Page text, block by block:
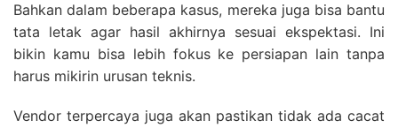
Bahkan dalam beberapa kasus, mereka juga bisa bantu
tata letak agar hasil akhirnya sesuai ekspektasi. Ini
bikin kamu bisa lebih fokus ke persiapan lain tanpa
harus mikirin urusan teknis.
Vendor terpercaya juga akan pastikan tidak ada cacat